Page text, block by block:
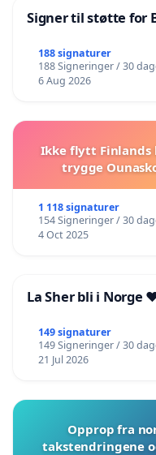
Signer til støtte for
188 signaturer
188 Signeringer / 30
6 Aug 2026
Ikke flytt Finlands
trygge
1 118 signaturer
154 Signeringer / 30
4 Oct 2025
La Sher bli i Norge
149 signaturer
149 Signeringer / 30
21 Jul 2026
Opprop fra
takstendringene